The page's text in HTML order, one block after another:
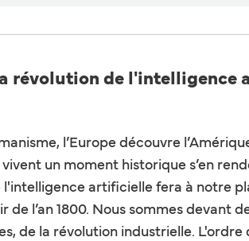
révolution de l'intelligence
l’Europe découvre
un moment historique s’en
artificielle fera à notre
l’an 1800. Nous sommes devant
de la révolution industrielle.